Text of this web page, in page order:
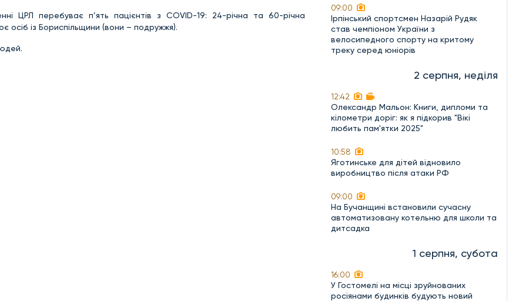
ЦРЛ перебуває п’ять пацієнтів з COVID-19: 24-річна та 60-річна
осіб із Бориспільщини (вони – подружжя).
09:00
Ірпінський спортсмен Назарій Рудяк
став чемпіоном України з
велосипедного спорту на критому
треку серед юніорів
2 серпня, неділя
12:42
Олександр Мальон: Книги, дипломи та
кілометри доріг: як я підкорив "Вікі
любить пам'ятки 2025"
10:58
Яготинське для дітей відновило
виробництво після атаки РФ
09:00
На Бучанщині встановили сучасну
автоматизовану котельню для школи та
дитсадка
1 серпня, субота
16:00
У Гостомелі на місці зруйнованих
росіянами будинків будують новий